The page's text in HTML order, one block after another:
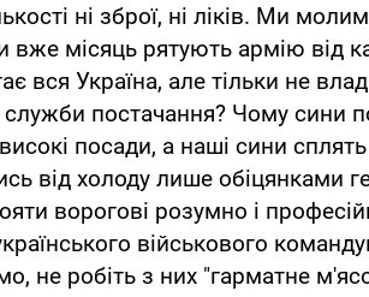
ні зброї, ні ліків. Ми
вже місяць рятують армію від
вся Україна, але тільки не
постачання? Чому сини
посади, а наші сини
від холоду лише обіцянками
ворогові розумно і
військового
не робіть з них "гарматне